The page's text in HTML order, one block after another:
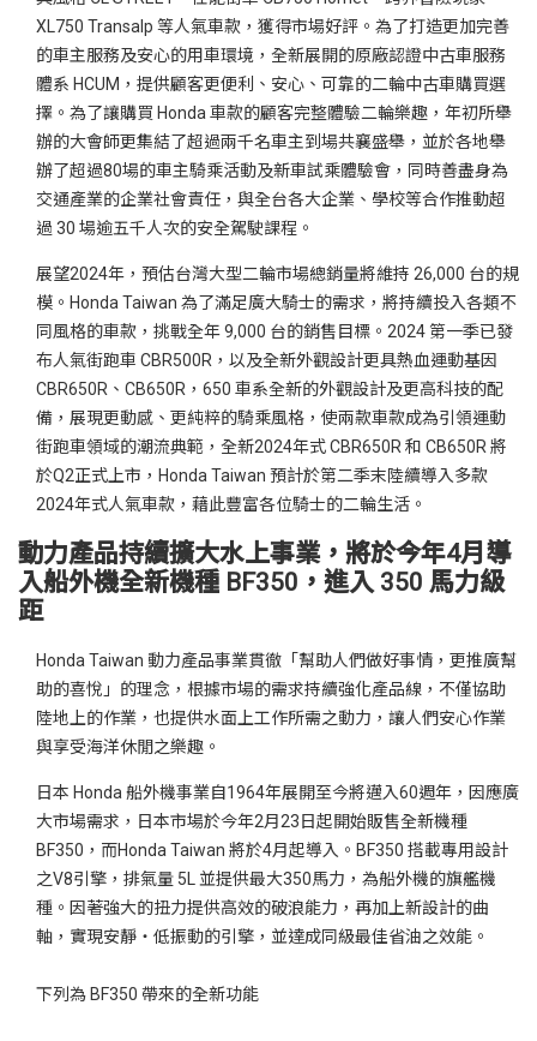
XL750 Transalp 等人氣車款，獲得市場好評。為了打造更加完善
的車主服務及安心的用車環境，全新展開的原廠認證中古車服務
體系 HCUM，提供顧客更便利、安心、可靠的二輪中古車購買選
擇。為了讓購買 Honda 車款的顧客完整體驗二輪樂趣，年初所舉
辦的大會師更集結了超過兩千名車主到場共襄盛舉，並於各地舉
辦了超過80場的車主騎乘活動及新車試乘體驗會，同時善盡身為
交通產業的企業社會責任，與全台各大企業、學校等合作推動超
過 30 場逾五千人次的安全駕駛課程。
展望2024年，預估台灣大型二輪市場總銷量將維持 26,000 台的規
模。Honda Taiwan 為了滿足廣大騎士的需求，將持續投入各類不
同風格的車款，挑戰全年 9,000 台的銷售目標。2024 第一季已發
布人氣街跑車 CBR500R，以及全新外觀設計更具熱血運動基因
CBR650R、CB650R，650 車系全新的外觀設計及更高科技的配
備，展現更動感、更純粹的騎乘風格，使兩款車款成為引領運動
街跑車領域的潮流典範，全新2024年式 CBR650R 和 CB650R 將
於Q2正式上市，Honda Taiwan 預計於第二季末陸續導入多款
2024年式人氣車款，藉此豐富各位騎士的二輪生活。
動力產品持續擴大水上事業，將於今年4月導
入船外機全新機種 BF350，進入 350 馬力級
距
Honda Taiwan 動力產品事業貫徹「幫助人們做好事情，更推廣幫
助的喜悅」的理念，根據市場的需求持續強化產品線，不僅協助
陸地上的作業，也提供水面上工作所需之動力，讓人們安心作業
與享受海洋休閒之樂趣。
日本 Honda 船外機事業自1964年展開至今將邁入60週年，因應廣
大市場需求，日本市場於今年2月23日起開始販售全新機種
BF350，而Honda Taiwan 將於4月起導入。BF350 搭載專用設計
之V8引擎，排氣量 5L 並提供最大350馬力，為船外機的旗艦機
種。因著強大的扭力提供高效的破浪能力，再加上新設計的曲
軸，實現安靜‧低振動的引擎，並達成同級最佳省油之效能。
下列為 BF350 帶來的全新功能